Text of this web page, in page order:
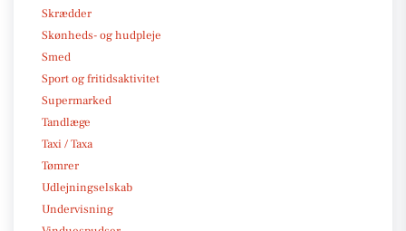
Skrædder
Skønheds- og hudpleje
Smed
Sport og fritidsaktivitet
Supermarked
Tandlæge
Taxi / Taxa
Tømrer
Udlejningselskab
Undervisning